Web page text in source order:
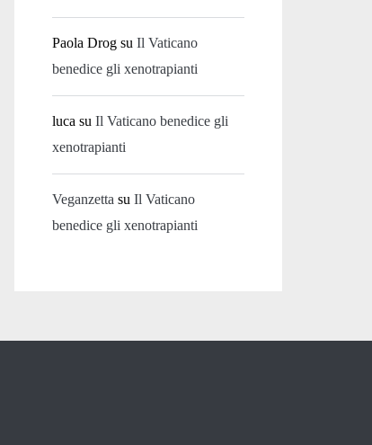
Paola Drog suIl Vaticano
benedice gli xenotrapianti
luca suIl Vaticano benedice gli
xenotrapianti
Veganzetta suIl Vaticano
benedice gli xenotrapianti